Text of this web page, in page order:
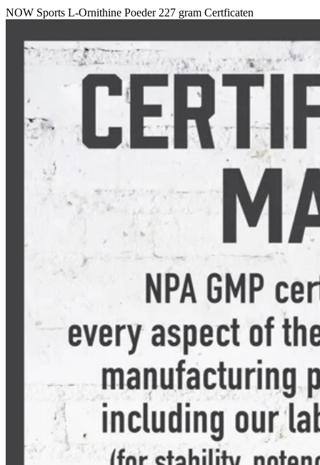
NOW Sports L-Ornithine Poeder 227 gram Certficaten